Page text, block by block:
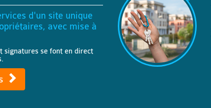
d'un site unique
avec mise à
signatures se font en direct